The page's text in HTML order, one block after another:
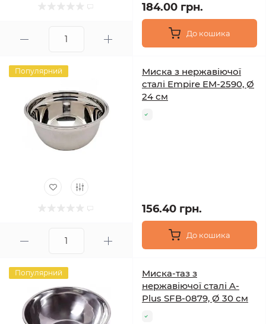
184.00 грн.
До кошика
Популярний
Миска з нержавіючої
сталі Empire EM-2590, Ø
24 см
156.40 грн.
До кошика
Популярний
Миска-таз з
нержавіючої сталі A-
Plus SFB-0879, Ø 30 см